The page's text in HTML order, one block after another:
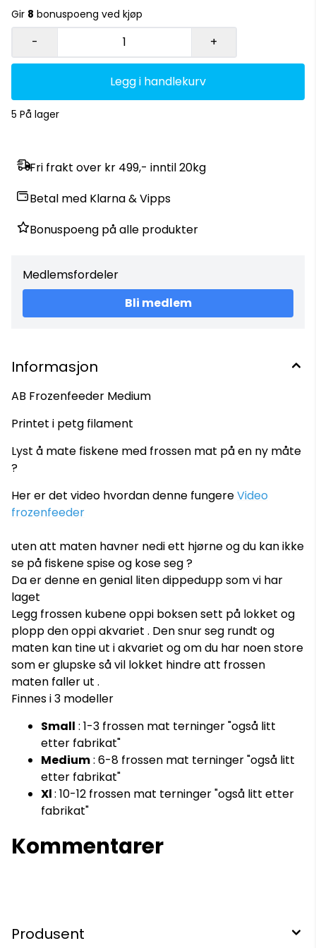
fabrikat" Medium : 6-8 frossen mat terninger "også litt etter
fabrikat" Xl : 10-12 frossen mat terninger "også litt etter
Gir 8 bonuspoeng ved kjøp
- +
Legg i handlekurv
5 På lager
Fri frakt over kr 499,- inntil 20kg
Betal med Klarna & Vipps
Bonuspoeng på alle produkter
Medlemsfordeler
Bli medlem
Informasjon
AB Frozenfeeder Medium
Printet i petg filament
Lyst å mate fiskene med frossen mat på en ny måte
?
Her er det video hvordan denne fungereVideo
frozenfeeder
uten att maten havner nedi ett hjørne og du kan ikke
se på fiskene spise og kose seg ?
Da er denne en genial liten dippedupp som vi har
laget
Legg frossen kubene oppi boksen sett på lokket og
plopp den oppi akvariet . Den snur seg rundt og
maten kan tine ut i akvariet og om du har noen store
som er glupske så vil lokket hindre att frossen
maten faller ut .
Finnes i 3 modeller
Small : 1-3 frossen mat terninger "også litt
etter fabrikat"
Medium: 6-8 frossen mat terninger "også litt
etter fabrikat"
Xl: 10-12 frossen mat terninger "også litt etter
fabrikat"
Kommentarer
Produsent